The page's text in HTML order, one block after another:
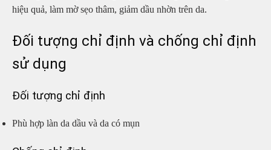
hiệu quả, làm mờ sẹo thâm, giảm dầu nhờn trên da.
Đối tượng chỉ định và chống chỉ định
sử dụng
Đối tượng chỉ định
Phù hợp làn da dầu và da có mụn